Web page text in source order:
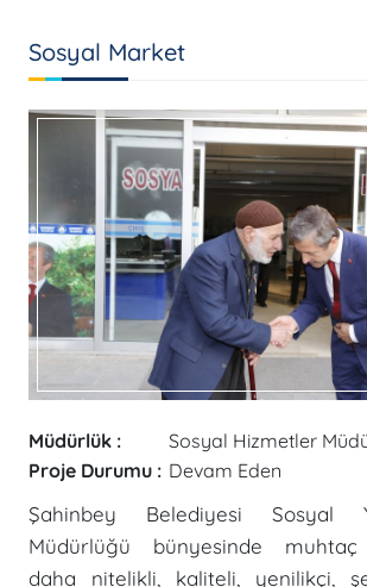
Sosyal Market
Müdürlük :
Sosyal Hizmetler
Proje Durumu : Devam Eden
Şahinbey Belediyesi Sosyal
Müdürlüğü bünyesinde muhtaç
daha nitelikli, kaliteli, yenilikçi,